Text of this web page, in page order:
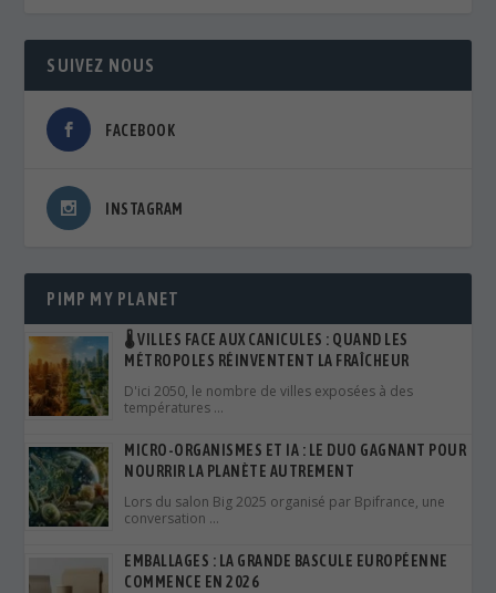
SUIVEZ NOUS
FACEBOOK
INSTAGRAM
PIMP MY PLANET
🌡️ VILLES FACE AUX CANICULES : QUAND LES
MÉTROPOLES RÉINVENTENT LA FRAÎCHEUR
D'ici 2050, le nombre de villes exposées à des
températures …
MICRO-ORGANISMES ET IA : LE DUO GAGNANT POUR
NOURRIR LA PLANÈTE AUTREMENT
Lors du salon Big 2025 organisé par Bpifrance, une
conversation …
EMBALLAGES : LA GRANDE BASCULE EUROPÉENNE
COMMENCE EN 2026